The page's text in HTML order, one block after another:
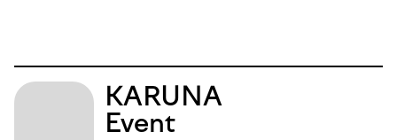
KARUNA
Event